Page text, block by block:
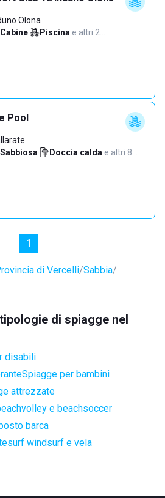
Olona
Cabine· Piscina·e altri 2…
Pool
Sabbiosa· Doccia calda·e altri 8…
1
di Vercelli Sabbia
di spiagge nel
disabili
Spiagge per bambini
attrezzate
e beachsoccer
barca
windsurf e vela